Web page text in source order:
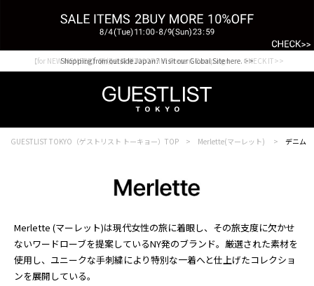
Shopping from outside Japan? Visit our Global Site here. >>
【for NEW MEMBER】新規会員様1000Point Present Campaign CHECK IT>>
GUESTLIST TOKYO（ゲストリスト トーキョー）TOP Merlette(マーレット) デニム
Merlette (マーレット)は現代女性の旅に着眼し、その旅支度に欠かせ
ないワードローブを提案しているNY発のブランド。厳選された素材を
使用し、ユニークな手刺繍により特別な一着へと仕上げたコレクショ
ンを展開している。